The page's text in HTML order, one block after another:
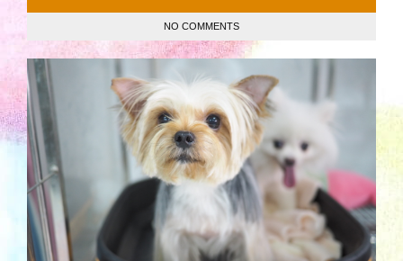
NO COMMENTS